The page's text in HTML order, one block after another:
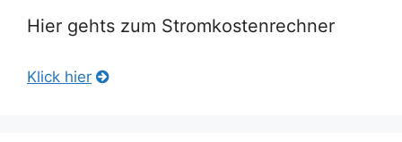
Hier gehts zum Stromkostenrechner
Klick hier